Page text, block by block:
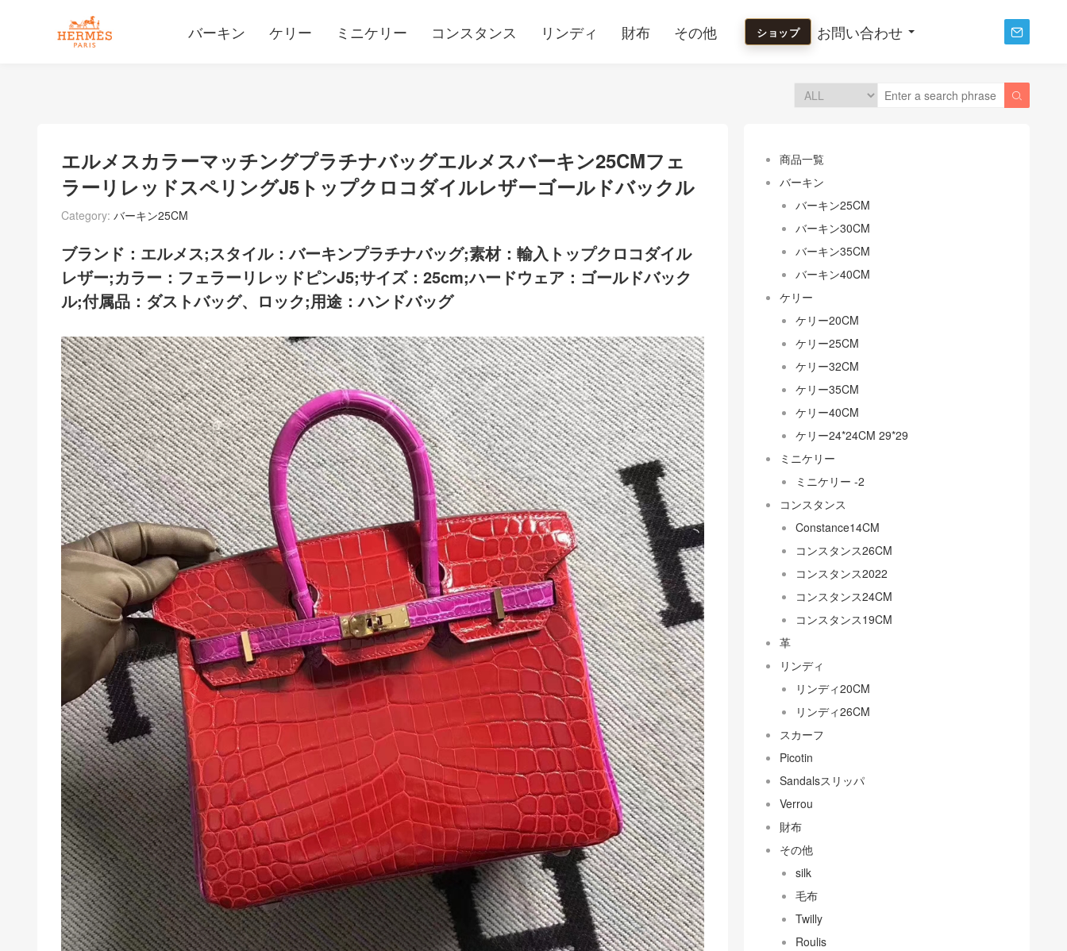
バーキン ケリー ミニケリー コンスタンス リンディ 財布 その他 ショップ お問い合わせ 

エルメスカラーマッチングプラチナバッグエルメスバーキン25CMフェ
ラーリレッドスペリングJ5トップクロコダイルレザーゴールドバックル
Category: バーキン25CM
ブランド：エルメス;スタイル：バーキンプラチナバッグ;素材：輸入トップクロコダイル
レザー;カラー：フェラーリレッドピンJ5;サイズ：25cm;ハードウェア：ゴールドバック
ル;付属品：ダストバッグ、ロック;用途：ハンドバッグ
商品一覧
バーキン
バーキン25CM
バーキン30CM
バーキン35CM
バーキン40CM
ケリー
ケリー20CM
ケリー25CM
ケリー32CM
ケリー35CM
ケリー40CM
ケリー24*24CM 29*29
ミニケリー
ミニケリー -2
コンスタンス
Constance14CM
コンスタンス26CM
コンスタンス2022
コンスタンス24CM
コンスタンス19CM
革
リンディ
リンディ20CM
リンディ26CM
スカーフ
Picotin
Sandalsスリッパ
Verrou
財布
その他
silk
毛布
Twilly
Roulis